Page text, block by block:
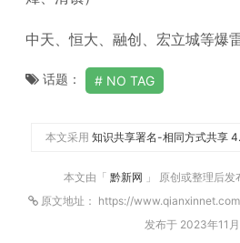
中天、恒大、融创、宏立城等爆
话题： NO TAG
本文采用 知识共享署名-相同方式共享
本文由「 黔新网 」 原创或整理后发
原文地址： https://
发布于 2023年11